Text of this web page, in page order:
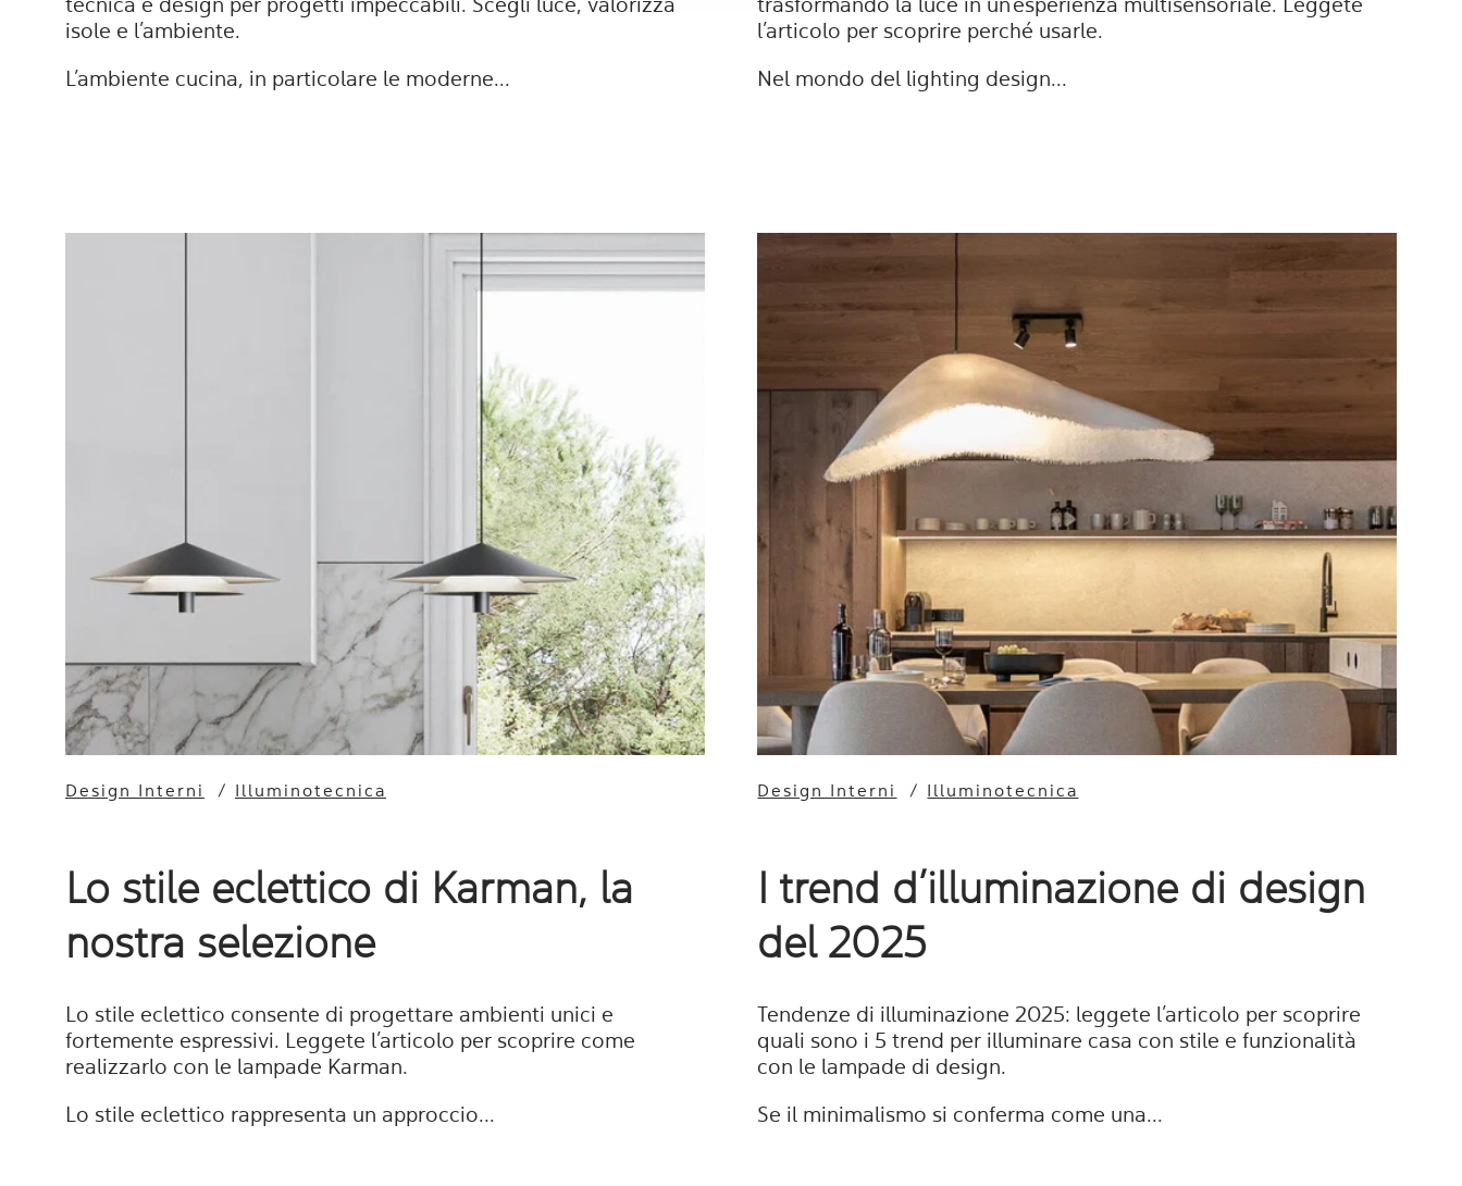
tecnica e design per progetti impeccabili. Scegli luce, valorizza
isole e l’ambiente.
L’ambiente cucina, in particolare le moderne...
trasformando la luce in un’esperienza multisensoriale. Leggete
l’articolo per scoprire perché usarle.
Nel mondo del lighting design...
Design Interni / Illuminotecnica
Lo stile eclettico di Karman, la
nostra selezione
Lo stile eclettico consente di progettare ambienti unici e
fortemente espressivi. Leggete l’articolo per scoprire come
realizzarlo con le lampade Karman.
Lo stile eclettico rappresenta un approccio...
Design Interni / Illuminotecnica
I trend d’illuminazione di design
del 2025
Tendenze di illuminazione 2025: leggete l’articolo per scoprire
quali sono i 5 trend per illuminare casa con stile e funzionalità
con le lampade di design.
Se il minimalismo si conferma come una...